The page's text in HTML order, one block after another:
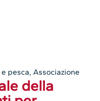
pesca,Associazione
della